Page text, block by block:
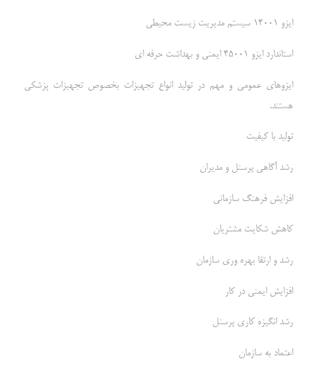
ایزو 14001 سیستم مدیریت زیست محیطی
استاندارد ایزو 45001 ایمنی و بهداشت حرفه ای
ایزوهای عمومی و مهم در تولید انواع تجهیزات بخصوص تجهیزات پزشکی
هستند.
تولید با کیفیت
رشد آگاهی پرسنل و مدیران
افزایش فرهنگ سازمانی
کاهش شکایت مشتریان
رشد و ارتقا بهره وری سازمان
افزایش ایمنی در کار
رشد انگیزه کاری پرسنل
اعتماد به سازمان